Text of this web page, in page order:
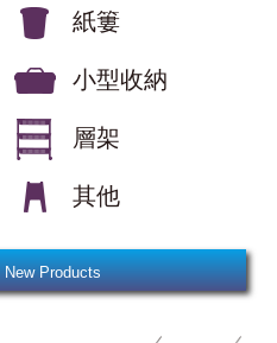
紙簍
小型收納
層架
其他
New Products